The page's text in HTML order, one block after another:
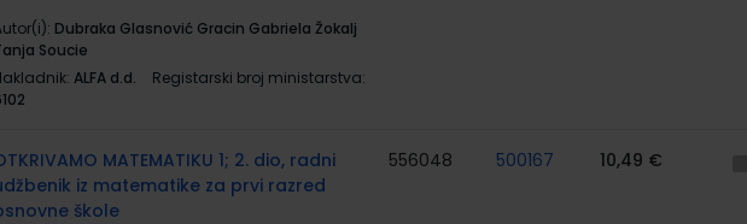
Dubraka Glasnović Gracin Gabriela Žokalj
Soucie
ALFA d.d.
Registarski broj ministarstva:
MATEMATIKU 1; 2. dio, radni
iz matematike za prvi razred
škole
556048 500167 10,49 €